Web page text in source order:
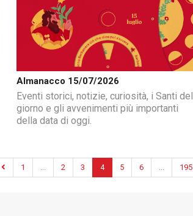
Almanacco 15/07/2026
Eventi storici, notizie, curiosità, i Santi del
giorno e gli avvenimenti più importanti
della data di oggi.
1 2 3 4 5 6 195